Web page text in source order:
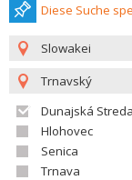
Diese Suche
Slowakei
Trnavský
Dunajská Streda
Hlohovec
Senica
Trnava